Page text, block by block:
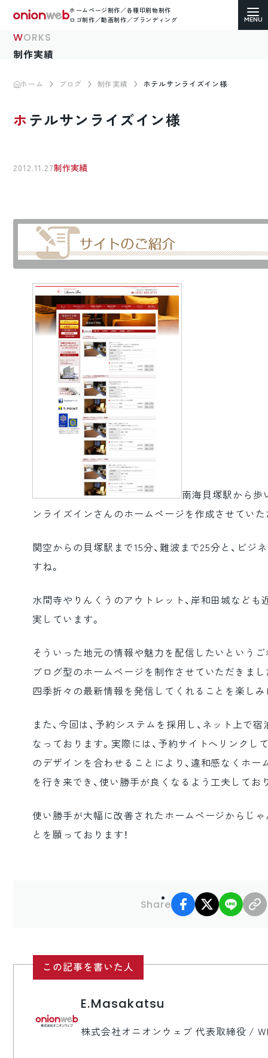
ホームページ制作／各種印刷物制作
ロゴ制作／動画制作／ブランディング
コーポレートサイト
求人・採用サイト制作
各種印刷物デザイン
ブランディング
WORKS
制作実績
ホーム ブログ 制作実績 ホテルサンライズイン様
ホテルサンライズイン様
2012.11.27制作実績
南海貝塚駅から歩
ンライズインさんのホームページを作成させていた
関空からの貝塚駅まで15分、難波まで25分と、ビジ
すね。
水間寺やりんくうのアウトレット、岸和田城なども
実しています。
そういった地元の情報や魅力を配信したいという
ブログ型のホームページを制作させていただきまし
四季折々の最新情報を発信してくれることを楽しみ
また、今回は、予約システムを採用し、ネット上で
なっております。実際には、予約サイトへリンクし
のデザインを合わせることにより、違和感なくホー
を行き来でき、使い勝手が良くなるよう工夫してお
使い勝手が大幅に改善されたホームページからじ
とを願っております！
Share
facebook
X LINE
この記事を書いた人
E.Masakatsu
株式会社オニオンウェブ 代表取締役 /